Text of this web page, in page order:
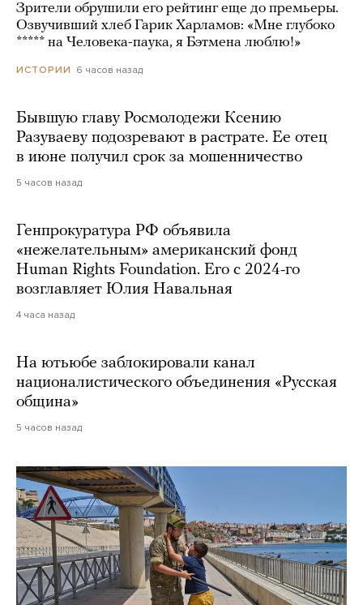
Зрители обрушили его рейтинг еще до премьеры.
Озвучивший хлеб Гарик Харламов: «Мне глубоко
***** на Человека-паука, я Бэтмена люблю!»
ИСТОРИИ 6 часов назад
Бывшую главу Росмолодежи Ксению
Разуваеву подозревают в растрате. Ее отец
в июне получил срок за мошенничество
5 часов назад
Генпрокуратура РФ объявила
«нежелательным» американский фонд
Human Rights Foundation. Его с 2024-го
возглавляет Юлия Навальная
4 часа назад
На ютьюбе заблокировали канал
националистического объединения «Русская
община»
5 часов назад